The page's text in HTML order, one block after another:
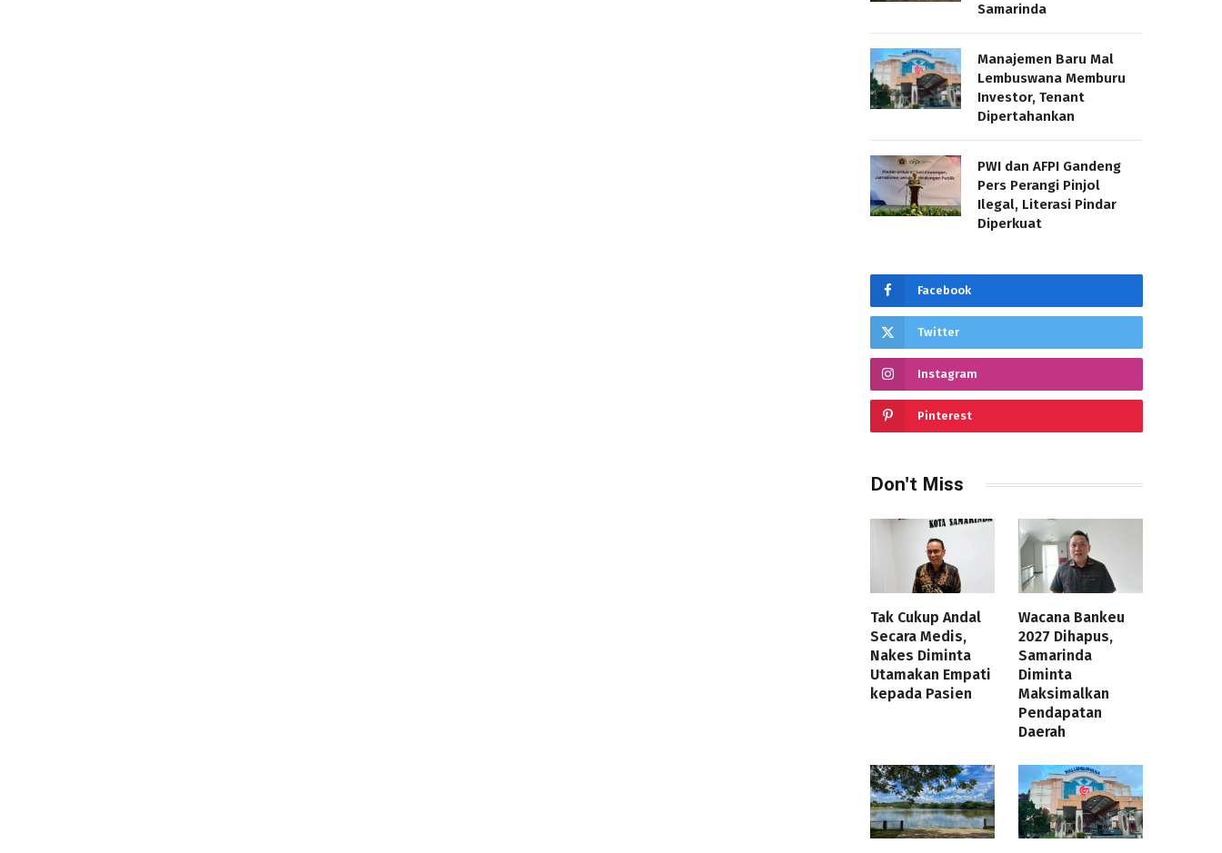
Samarinda
Manajemen Baru Mal
Lembuswana Memburu
Investor, Tenant
Dipertahankan
PWI dan AFPI Gandeng
Pers Perangi Pinjol
Ilegal, Literasi Pindar
Diperkuat
Facebook
Twitter
Instagram
Pinterest
Don't Miss
Tak Cukup Andal
Secara Medis,
Nakes Diminta
Utamakan Empati
kepada Pasien
Wacana Bankeu
2027 Dihapus,
Samarinda
Diminta
Maksimalkan
Pendapatan
Daerah